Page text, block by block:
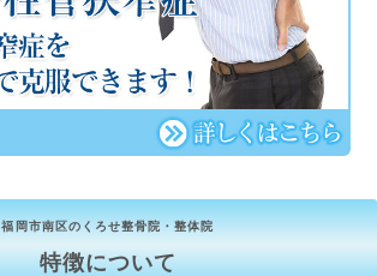
福岡市南区のくろせ整骨院・整体院
特徴について